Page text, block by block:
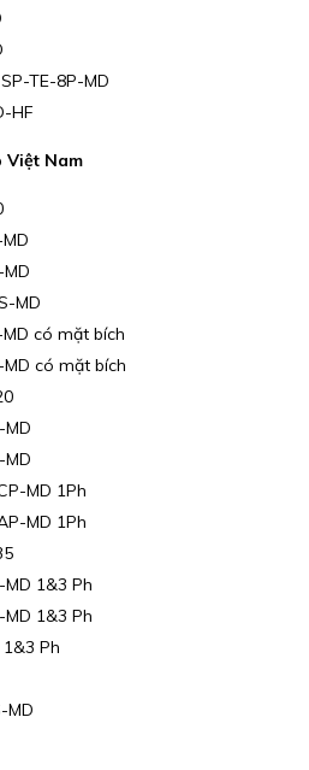
TE-8P-MD
HF
Việt Nam
MD
có mặt bích
có mặt bích
MD 1Ph
MD 1Ph
1&3 Ph
1&3 Ph
Ph
MD